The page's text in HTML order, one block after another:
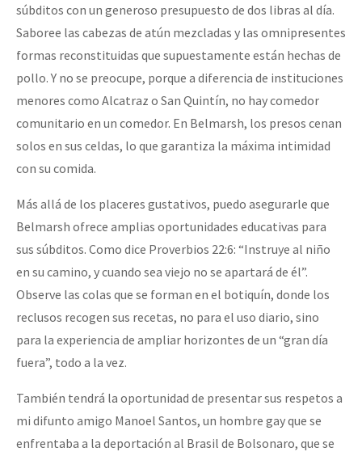
súbditos con un generoso presupuesto de dos libras al día.
Saboree las cabezas de atún mezcladas y las omnipresentes
formas reconstituidas que supuestamente están hechas de
pollo. Y no se preocupe, porque a diferencia de instituciones
menores como Alcatraz o San Quintín, no hay comedor
comunitario en un comedor. En Belmarsh, los presos cenan
solos en sus celdas, lo que garantiza la máxima intimidad
con su comida.
Más allá de los placeres gustativos, puedo asegurarle que
Belmarsh ofrece amplias oportunidades educativas para
sus súbditos. Como dice Proverbios 22:6: “Instruye al niño
en su camino, y cuando sea viejo no se apartará de él”.
Observe las colas que se forman en el botiquín, donde los
reclusos recogen sus recetas, no para el uso diario, sino
para la experiencia de ampliar horizontes de un “gran día
fuera”, todo a la vez.
También tendrá la oportunidad de presentar sus respetos a
mi difunto amigo Manoel Santos, un hombre gay que se
enfrentaba a la deportación al Brasil de Bolsonaro, que se